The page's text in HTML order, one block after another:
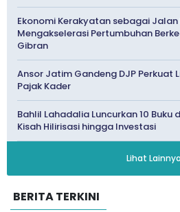
Ekonomi Kerakyatan sebagai
Mengakselerasi Pertumbuhan
Gibran
Ansor Jatim Gandeng DJP Perkuat
Pajak Kader
Bahlil Lahadalia Luncurkan 10 Buku
Kisah Hilirisasi hingga Investasi
Lihat Lainnya
BERITA TERKINI